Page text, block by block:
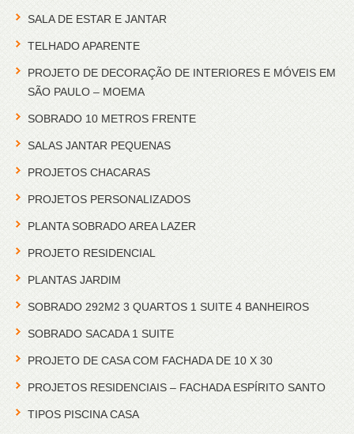
SALA DE ESTAR E JANTAR
TELHADO APARENTE
PROJETO DE DECORAÇÃO DE INTERIORES E MÓVEIS EM
SÃO PAULO – MOEMA
SOBRADO 10 METROS FRENTE
SALAS JANTAR PEQUENAS
PROJETOS CHACARAS
PROJETOS PERSONALIZADOS
PLANTA SOBRADO AREA LAZER
PROJETO RESIDENCIAL
PLANTAS JARDIM
SOBRADO 292M2 3 QUARTOS 1 SUITE 4 BANHEIROS
SOBRADO SACADA 1 SUITE
PROJETO DE CASA COM FACHADA DE 10 X 30
PROJETOS RESIDENCIAIS – FACHADA ESPÍRITO SANTO
TIPOS PISCINA CASA